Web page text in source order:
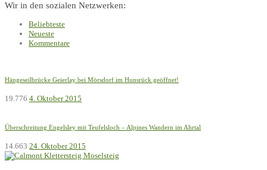
Wir in den sozialen Netzwerken:
Beliebteste
Neueste
Kommentare
Hängeseilbrücke Geierlay bei Mörsdorf im Hunsrück geöffnet!
19.776 4. Oktober 2015
Überschreitung Engelsley mit Teufelsloch – Alpines Wandern im Ahrtal
14.663 24. Oktober 2015